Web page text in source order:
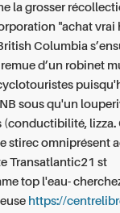
la grosser
"achat vrai
Columbia
d’un robinet
sous qu'un
(conductibilité, lizza.
stirec omniprésent
Transatlantic21 st
top l'eau-
https://